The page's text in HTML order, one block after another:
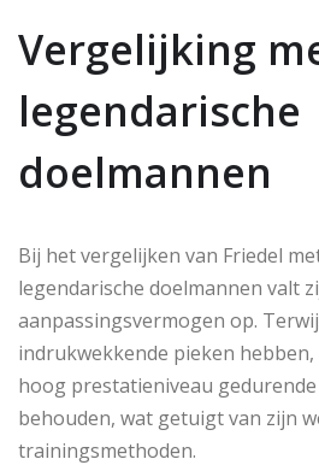
Vergelijking
legendarische
doelmannen
Bij het vergelijken van Friedel
legendarische doelmannen valt
aanpassingsvermogen op.
indrukwekkende pieken
hoog prestatieniveau
behouden, wat getuigt van zijn
trainingsmethoden.